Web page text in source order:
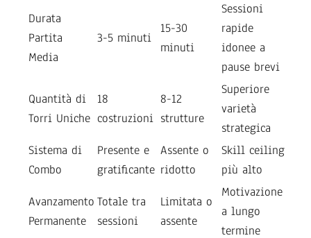
Durata
Partita
Media
3-5 minuti
15-30
minuti
Sessioni
rapide
idonee a
pause brevi
Quantità di
Torri Uniche
18
costruzioni
8-12
strutture
Superiore
varietà
strategica
Sistema di
Combo
Presente e
gratificante
Assente o
ridotto
Skill ceiling
più alto
Avanzamento
Permanente
Totale tra
sessioni
Limitata o
assente
Motivazione
a lungo
termine